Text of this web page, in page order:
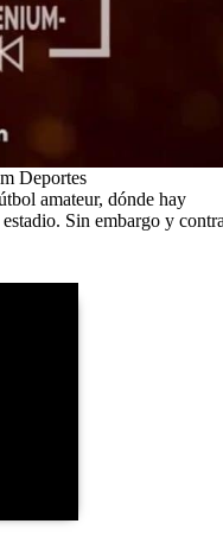
Deportes
amateur, dónde hay
Sin embargo y contra